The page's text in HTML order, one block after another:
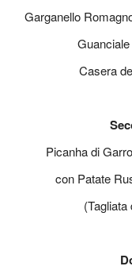
Garganello
Casera
Picanha di
con Patate
(Tagliata